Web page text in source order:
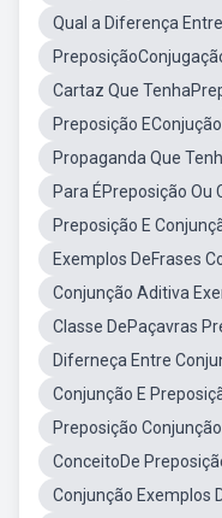
Qual a Diferença
Cartaz Que
Preposição EConjução
Propaganda Que
Para ÉPreposição Ou
Preposição E
Exemplos DeFrases
Conjunção Aditiva
Classe DePaçavras
Diferneça Entre
Conjunção E
Preposição
ConceitoDe
Conjunção Exemplos